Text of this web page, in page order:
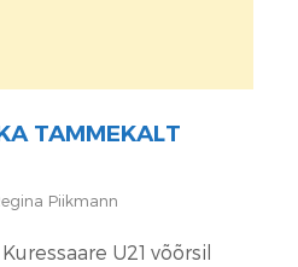
TAMMEKALT
Piikmann
U21 võõrsil